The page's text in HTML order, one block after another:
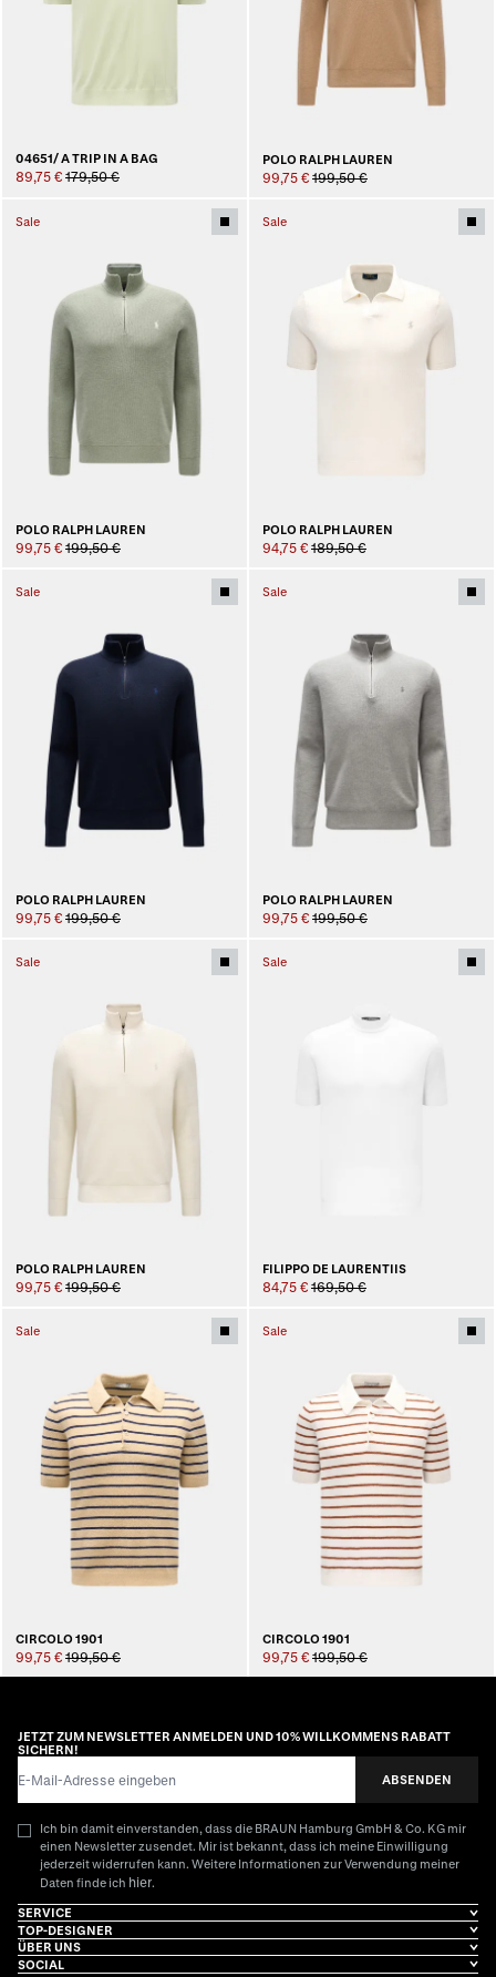
04651/ A TRIP IN A BAG
89,75 € 179,50 €
POLO RALPH LAUREN
99,75 € 199,50 €
Sale
POLO RALPH LAUREN
99,75 € 199,50 €
Sale
POLO RALPH LAUREN
94,75 € 189,50 €
Sale
POLO RALPH LAUREN
99,75 € 199,50 €
Sale
POLO RALPH LAUREN
99,75 € 199,50 €
Sale
POLO RALPH LAUREN
99,75 € 199,50 €
Sale
FILIPPO DE LAURENTIIS
84,75 € 169,50 €
Sale
CIRCOLO 1901
99,75 € 199,50 €
Sale
CIRCOLO 1901
99,75 € 199,50 €
JETZT ZUM NEWSLETTER ANMELDEN UND 10% WILLKOMMENS RABATT
SICHERN!
ABSENDEN
Ich bin damit einverstanden, dass die BRAUN Hamburg GmbH & Co. KG mir
einen Newsletter zusendet. Mir ist bekannt, dass ich meine Einwilligung
jederzeit widerrufen kann. Weitere Informationen zur Verwendung meiner
Daten finde ich hier.
SERVICE
TOP-DESIGNER
ÜBER UNS
SOCIAL